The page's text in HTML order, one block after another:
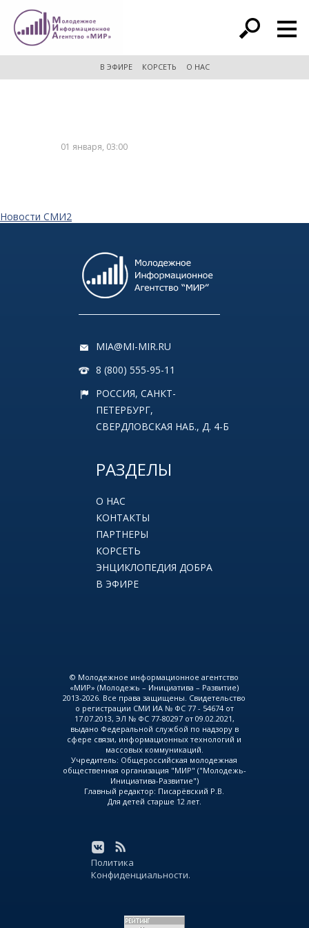
расширенный поиск
В ЭФИРЕ КОРСЕТЬ О НАС
01 января, 03:00
Новости СМИ2
MIA@MI-MIR.RU
8 (800) 555-95-11
РОССИЯ, САНКТ-
ПЕТЕРБУРГ,
СВЕРДЛОВСКАЯ НАБ., Д. 4-Б
РАЗДЕЛЫ
О НАС
КОНТАКТЫ
ПАРТНЕРЫ
КОРСЕТЬ
ЭНЦИКЛОПЕДИЯ ДОБРА
В ЭФИРЕ
© Молодежное информационное агентство
«МИР» (Молодежь – Инициатива – Развитие)
2013-2026. Все права защищены. Свидетельство
о регистрации СМИ ИА № ФС 77 - 54674 от
17.07.2013, ЭЛ № ФС 77-80297 от 09.02.2021,
выдано Федеральной службой по надзору в
сфере связи, информационных технологий и
массовых коммуникаций.
Учредитель: Общероссийская молодежная
общественная организация "МИР" ("Молодежь-
Инициатива-Развитие")
Главный редактор: Писарёвский Р.В.
Для детей старше 12 лет.
Политика
Конфиденциальности.